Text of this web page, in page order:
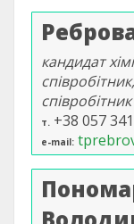
кандидат
співробітник
т. +38 057
e-mail